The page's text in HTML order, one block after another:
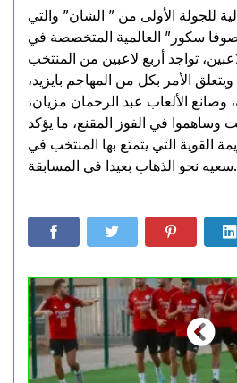
للجولة الأولى من ” الشان” والتي
سكور” العالمية المتخصصة في
تواجد أربع لاعبين من المنتخب
الأمر بكل من المهاجم بايزيد،
وصانع الألعاب عبد الرحمان مزيان،
وساهموا في الفوز المقنع، ما يؤكد
القوية التي يتمتع بها المنتخب في
سعيه نحو الذهاب بعيدا في المسابقة.